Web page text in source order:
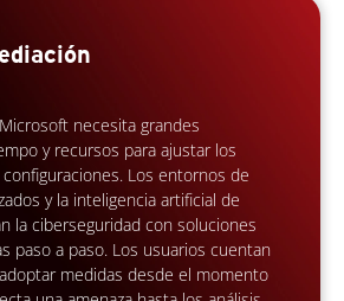
necesita grandes
y recursos para ajustar los
Los entornos de
y la inteligencia artificial de
la ciberseguridad con soluciones
paso a paso. Los usuarios cuentan
medidas desde el momento